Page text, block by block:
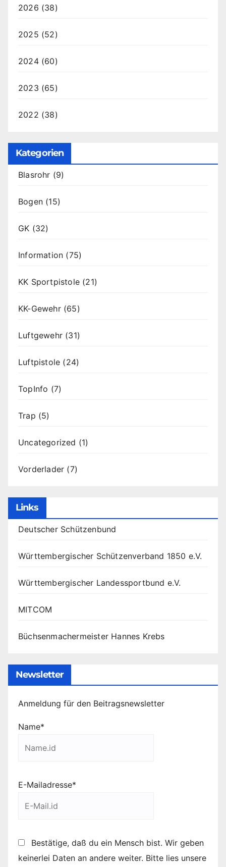
2026 (38)
2025 (52)
2024(60)
2023 (65)
2022 (38)
Kategorien
Blasrohr (9)
Bogen (15)
GK (32)
Information (75)
KK Sportpistole (21)
KK-Gewehr(65)
Luftgewehr (31)
Luftpistole (24)
TopInfo (7)
Trap (5)
Uncategorized (1)
Vorderlader (7)
Links
Deutscher Schützenbund
Württembergischer Schützenverband 1850 e.V.
Württembergischer Landessportbund e.V.
MITCOM
Büchsenmachermeister Hannes Krebs
Newsletter
Anmeldung für den Beitragsnewsletter
Name*
E-Mailadresse*
Bestätige, daß du ein Mensch bist. Wir geben
keinerlei Daten an andere weiter. Bitte lies unsere